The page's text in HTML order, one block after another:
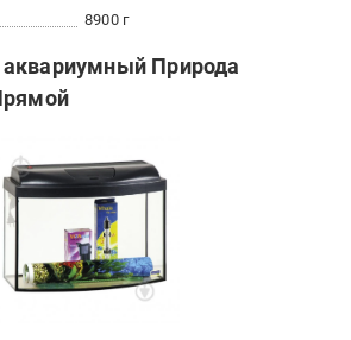
8900 г
Природа